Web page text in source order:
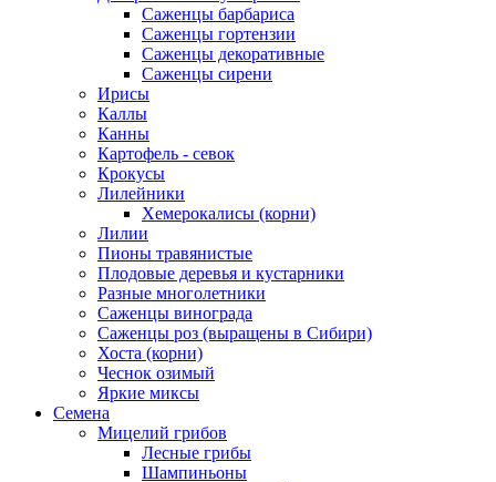
Саженцы барбариса
Саженцы гортензии
Саженцы декоративные
Саженцы сирени
Ирисы
Каллы
Канны
Картофель - севок
Крокусы
Лилейники
Хемерокалисы (корни)
Лилии
Пионы травянистые
Плодовые деревья и кустарники
Разные многолетники
Саженцы винограда
Саженцы роз (выращены в Сибири)
Хоста (корни)
Чеснок озимый
Яркие миксы
Семена
Мицелий грибов
Лесные грибы
Шампиньоны